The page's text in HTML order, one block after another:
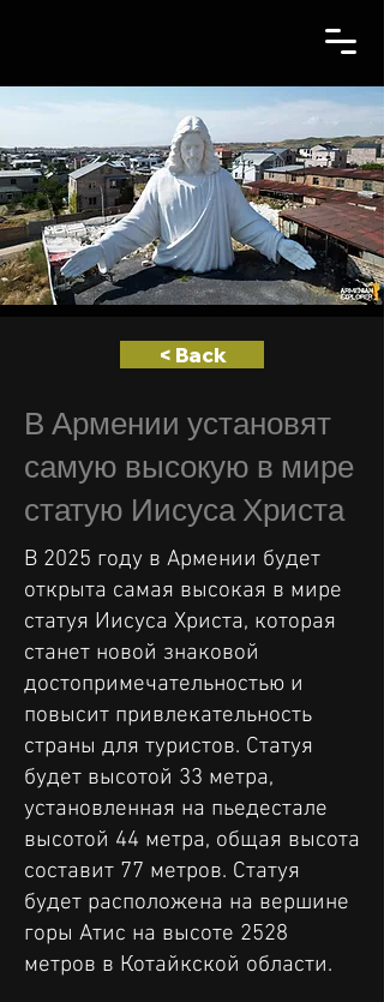
< Back
В Армении установят
самую высокую в мире
статую Иисуса Христа
В 2025 году в Армении будет
открыта самая высокая в мире
статуя Иисуса Христа, которая
станет новой знаковой
достопримечательностью и
повысит привлекательность
страны для туристов. Статуя
будет высотой 33 метра,
установленная на пьедестале
высотой 44 метра, общая высота
составит 77 метров. Статуя
будет расположена на вершине
горы Атис на высоте 2528
метров в Котайкской области.